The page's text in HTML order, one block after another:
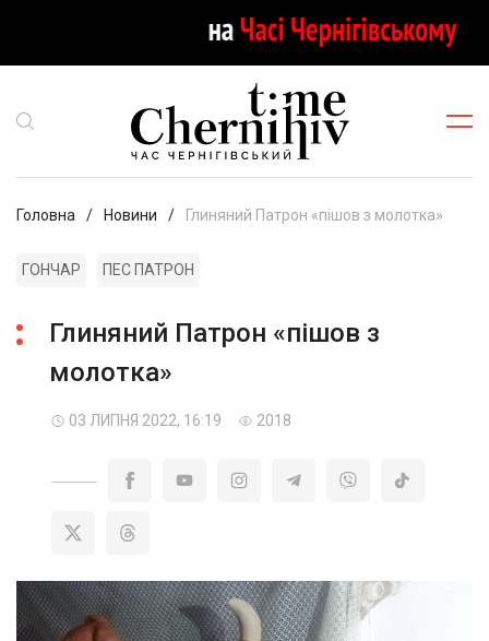
Головна Новини Глиняний Патрон «пішов з молотка»
ГОНЧАР ПЕС ПАТРОН
Глиняний Патрон «пішов з
молотка»
03 ЛИПНЯ 2022, 16:19 2018